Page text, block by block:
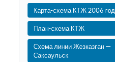
Карта-схема КТЖ 2006 год
План-схема КТЖ
Схема линии Жезказган —
Саксаульск